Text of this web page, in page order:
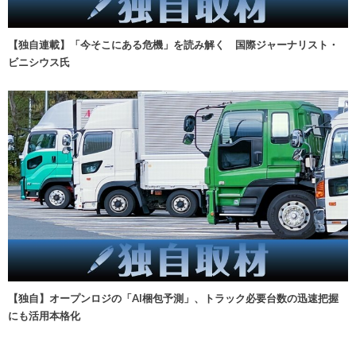
【独自連載】「今そこにある危機」を読み解く 国際ジャーナリスト・
ビニシウス氏
【独自】オープンロジの「AI梱包予測」、トラック必要台数の迅速把握
にも活用本格化